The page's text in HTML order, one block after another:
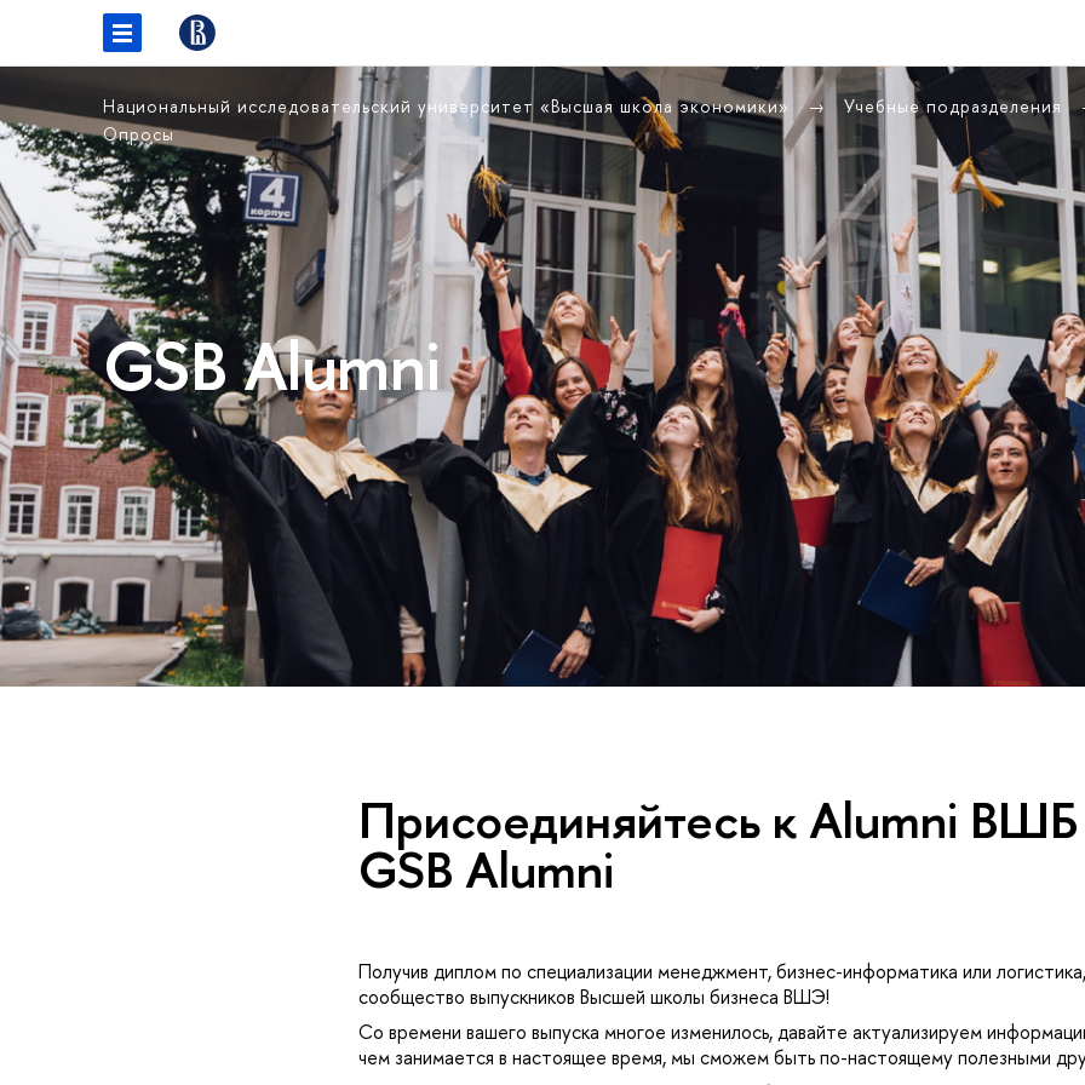
Национальный исследовательский университет «Высшая школа экономики»
Учебные подразделения
Опросы
GSB Alumni
Присоединяйтесь к Alumni
GSB Alumni
Получив диплом по специализации менеджмент, бизнес-информатика или
сообщество выпускников Высшей школы бизнеса ВШЭ!
Со времени вашего выпуска многое изменилось, давайте актуализируем
чем занимается в настоящее время, мы сможем быть по-настоящему полезными